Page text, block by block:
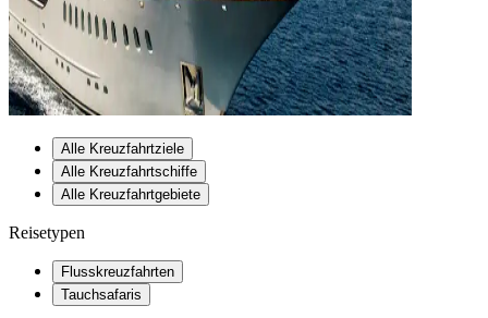
Alle Kreuzfahrtziele
Alle Kreuzfahrtschiffe
Alle Kreuzfahrtgebiete
Reisetypen
Flusskreuzfahrten
Tauchsafaris